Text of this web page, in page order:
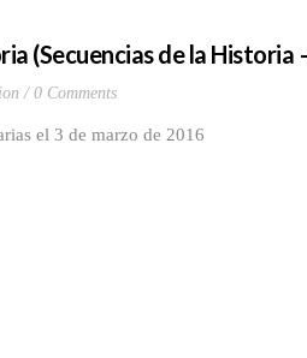
(Secuencias de la Historia
0 Comments
el 3 de marzo de 2016